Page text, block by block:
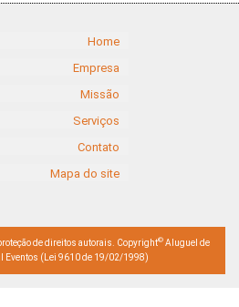
Home
Empresa
Missão
Serviços
Contato
Mapa do site
de direitos autorais. Copyright© Aluguel de
Eventos (Lei 9610 de 19/02/1998)